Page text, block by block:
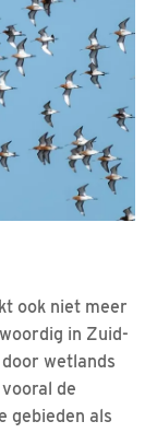
ook niet meer
in Zuid-
wetlands
de
gebieden als